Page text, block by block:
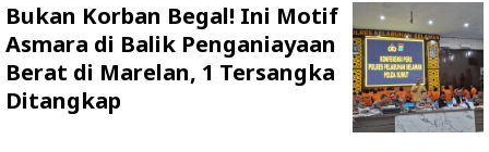
Bukan Korban Begal! Ini Motif
Asmara di Balik Penganiayaan
Berat di Marelan, 1 Tersangka
Ditangkap